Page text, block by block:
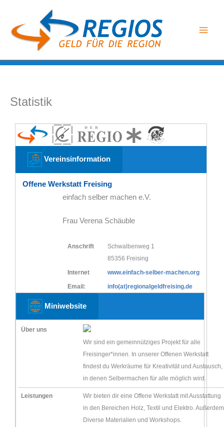
springen
Statistik
Vereinsinformation
Offene Werkstatt Freising
einfach selber machen e.V.
Frau Verena Schäuble
Anschrift
Schwalbenweg 1
85356 Freising
Internet
www.einfach-selber-machen.org
Email:
info(at)regionalgeldfreising.de
Miniwebsite
Über uns
Wir sind ein gemeinnütziges Projekt für alle
Freisinger*innen. In unserer Offenen Werkstatt
findest du Werkräume für Kreativität und Austausch,
in denen Selbermachen für alle möglich wird.
Leistungen
Wir bieten dir eine Offene Werkstatt mit Ausstattung
in den Bereichen Holz, Textil und Elektro.
Diverse Materialien und Workshops.